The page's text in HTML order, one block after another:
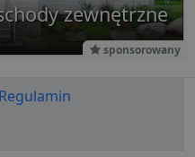
zewnętrzne
sponsorowany
Regulamin